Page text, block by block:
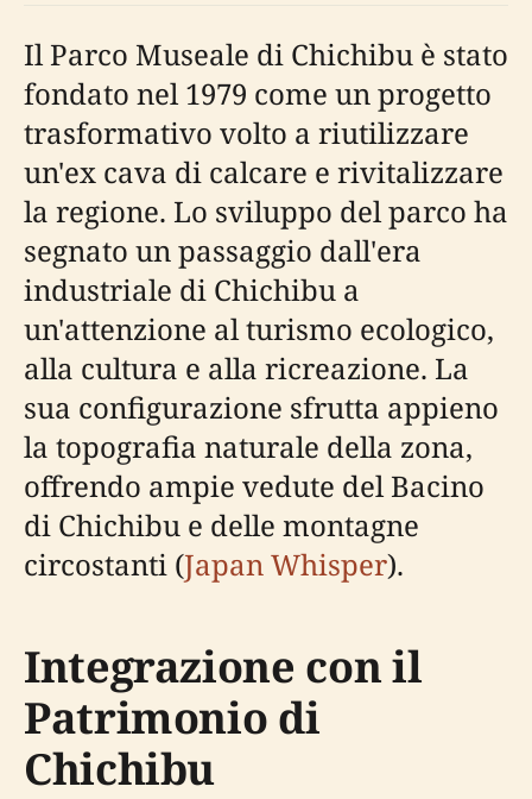
Il Parco Museale di Chichibu è stato
fondato nel 1979 come un progetto
trasformativo volto a riutilizzare
un'ex cava di calcare e rivitalizzare
la regione. Lo sviluppo del parco ha
segnato un passaggio dall'era
industriale di Chichibu a
un'attenzione al turismo ecologico,
alla cultura e alla ricreazione. La
sua configurazione sfrutta appieno
la topografia naturale della zona,
offrendo ampie vedute del Bacino
di Chichibu e delle montagne
circostanti (Japan Whisper).
Integrazione con il
Patrimonio di
Chichibu